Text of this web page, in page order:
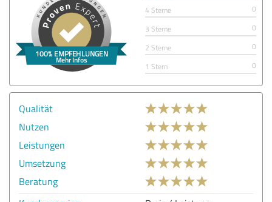
4 Sterne
0
3 Sterne
0
2 Sterne
0
1 Stern
0
Qualität
Nutzen
Leistungen
Umsetzung
Beratung